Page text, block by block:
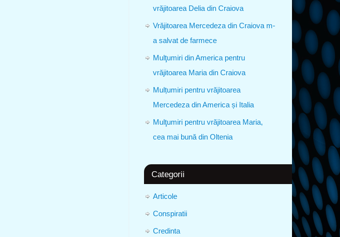
vrăjitoarea Delia din Craiova
Vrăjitoarea Mercedeza din Craiova m-
a salvat de farmece
Mulţumiri din America pentru
vrăjitoarea Maria din Craiova
Mulțumiri pentru vrăjitoarea
Mercedeza din America și Italia
Mulţumiri pentru vrăjitoarea Maria,
cea mai bună din Oltenia
Categorii
Articole
Conspiratii
Credinta